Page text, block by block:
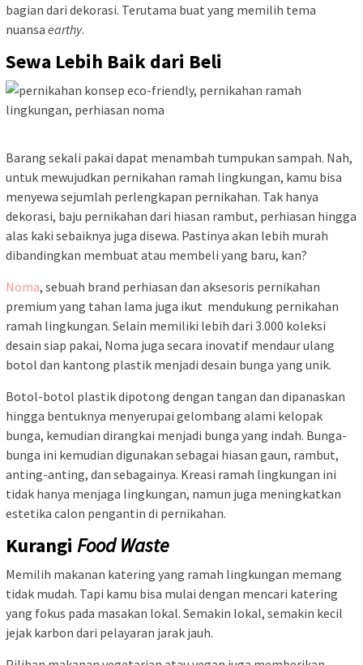
bagian dari dekorasi. Terutama buat yang memilih tema
nuansa earthy.
Sewa Lebih Baik dari Beli
Barang sekali pakai dapat menambah tumpukan sampah. Nah,
untuk mewujudkan pernikahan ramah lingkungan, kamu bisa
menyewa sejumlah perlengkapan pernikahan. Tak hanya
dekorasi, baju pernikahan dari hiasan rambut, perhiasan hingga
alas kaki sebaiknya juga disewa. Pastinya akan lebih murah
dibandingkan membuat atau membeli yang baru, kan?
Noma, sebuah brand perhiasan dan aksesoris pernikahan
premium yang tahan lama juga ikut mendukung pernikahan
ramah lingkungan. Selain memiliki lebih dari 3.000 koleksi
desain siap pakai, Noma juga secara inovatif mendaur ulang
botol dan kantong plastik menjadi desain bunga yang unik.
Botol-botol plastik dipotong dengan tangan dan dipanaskan
hingga bentuknya menyerupai gelombang alami kelopak
bunga, kemudian dirangkai menjadi bunga yang indah. Bunga-
bunga ini kemudian digunakan sebagai hiasan gaun, rambut,
anting-anting, dan sebagainya. Kreasi ramah lingkungan ini
tidak hanya menjaga lingkungan, namun juga meningkatkan
estetika calon pengantin di pernikahan.
Kurangi Food Waste
Memilih makanan katering yang ramah lingkungan memang
tidak mudah. Tapi kamu bisa mulai dengan mencari katering
yang fokus pada masakan lokal. Semakin lokal, semakin kecil
jejak karbon dari pelayaran jarak jauh.